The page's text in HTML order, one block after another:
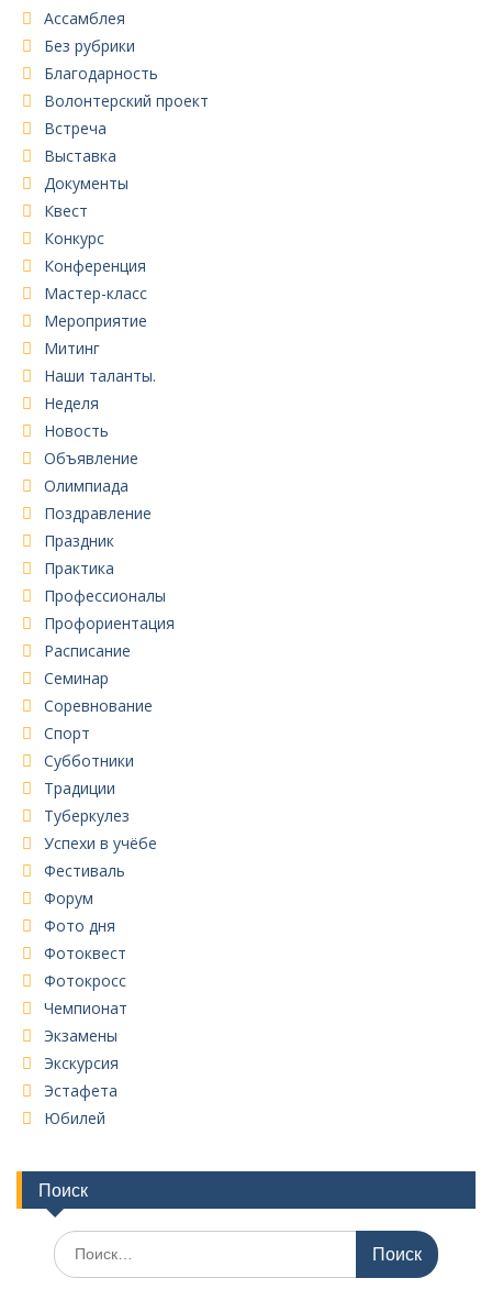
Ассамблея
Без рубрики
Благодарность
Волонтерский проект
Встреча
Выставка
Документы
Квест
Конкурс
Конференция
Мастер-класс
Мероприятие
Митинг
Наши таланты.
Неделя
Новость
Объявление
Олимпиада
Поздравление
Праздник
Практика
Профессионалы
Профориентация
Расписание
Семинар
Соревнование
Спорт
Субботники
Традиции
Туберкулез
Успехи в учёбе
Фестиваль
Форум
Фото дня
Фотоквест
Фотокросс
Чемпионат
Экзамены
Экскурсия
Эстафета
Юбилей
Поиск
Поиск
по: